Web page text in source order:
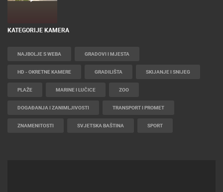
KATEGORIJE KAMERA
NAJBOLJE S WEBA GRADOVI I MJESTA
HD - OKRETNE KAMERE GRADILIŠTA SKIJANJE I SNIJEG
PLAŽE MARINE I LUČICE ZOO
DOGAĐANJA I ZANIMLJIVOSTI TRANSPORT I PROMET
ZNAMENITOSTI SVJETSKA BAŠTINA SPORT